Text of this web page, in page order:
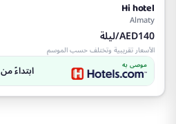
Hi hotel
Almaty
AED140/ليلة
الأسعار تقريبية وتختلف حسب الموسم
موصى به ابتداءً من AED140